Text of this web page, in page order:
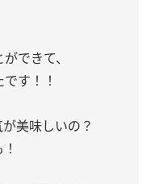
できて、
す！！
美味しいの？